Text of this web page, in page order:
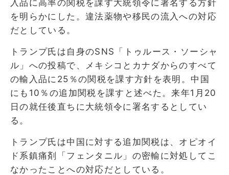
入品に高率の関税を課す大統領令に署名する方針
を明らかにした。違法薬物や移民の流入への対応
だとしている。
トランプ氏は自身のSNS「トゥルース・ソーシャ
ル」への投稿で、メキシコとカナダからのすべて
の輸入品に25％の関税を課す方針を表明。中国
にも10％の追加関税を課すと述べた。来年1月20
日の就任後直ちに大統領令に署名するとしてい
る。
トランプ氏は中国に対する追加関税は、オピオイ
ド系鎮痛剤「フェンタニル」の密輸に対処してこ
なかったことへの対応だとしている。